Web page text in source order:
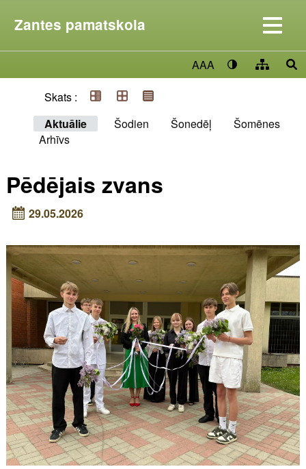
Zantes pamatskola
AAA
Skats :
Aktuālie
Šodien Šonedēļ
Šomēnes
Arhīvs
Pēdējais zvans
29.05.2026